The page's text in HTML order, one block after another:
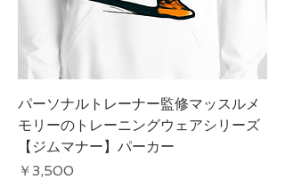
パーソナルトレーナー監修マッスルメ
モリーのトレーニングウェアシリーズ
【ジムマナー】パーカー
価格
￥3,500